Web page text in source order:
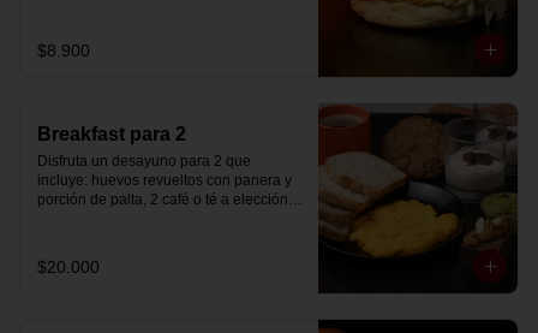
$8.900
Breakfast para 2
Disfruta un desayuno para 2 que
incluye: huevos revueltos con panera y
porción de palta, 2 café o té a elección, 2
hecha en casa, un mini brownie y galleta
de avena para compartir.
$20.000